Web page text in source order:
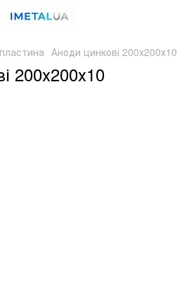
Аноди цинкові 200х200х10
200х200х10